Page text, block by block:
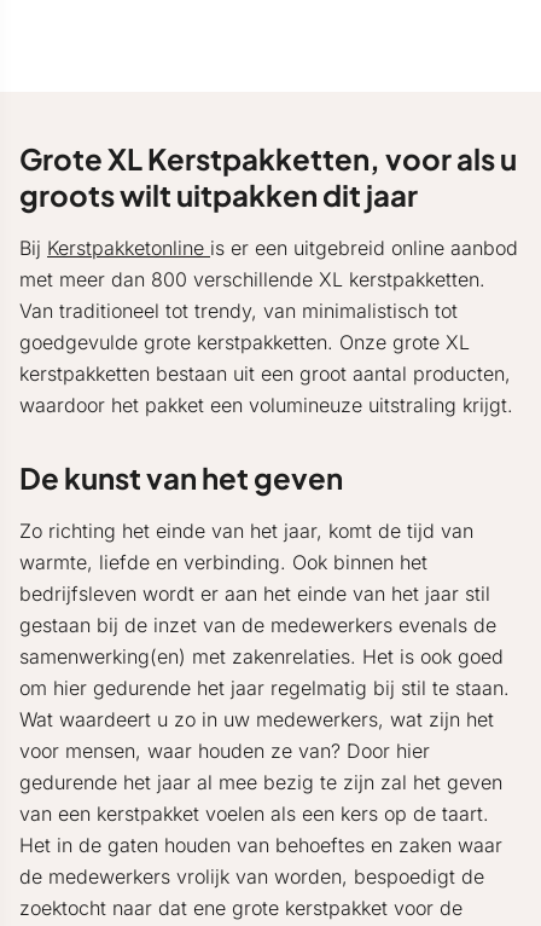
Grote XL Kerstpakketten, voor als u
groots wilt uitpakken dit jaar
Bij Kerstpakketonline is er een uitgebreid online aanbod
met meer dan 800 verschillende XL kerstpakketten.
Van traditioneel tot trendy, van minimalistisch tot
goedgevulde grote kerstpakketten. Onze grote XL
kerstpakketten bestaan uit een groot aantal producten,
waardoor het pakket een volumineuze uitstraling krijgt.
De kunst van het geven
Zo richting het einde van het jaar, komt de tijd van
warmte, liefde en verbinding. Ook binnen het
bedrijfsleven wordt er aan het einde van het jaar stil
gestaan bij de inzet van de medewerkers evenals de
samenwerking(en) met zakenrelaties. Het is ook goed
om hier gedurende het jaar regelmatig bij stil te staan.
Wat waardeert u zo in uw medewerkers, wat zijn het
voor mensen, waar houden ze van? Door hier
gedurende het jaar al mee bezig te zijn zal het geven
van een kerstpakket voelen als een kers op de taart.
Het in de gaten houden van behoeftes en zaken waar
de medewerkers vrolijk van worden, bespoedigt de
zoektocht naar dat ene grote kerstpakket voor de